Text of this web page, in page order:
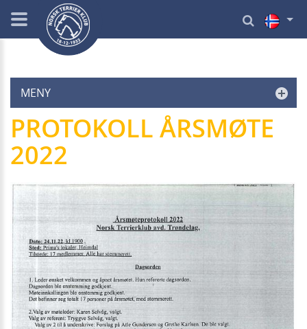
MENY
PROTOKOLL ÅRSMØTE
2022